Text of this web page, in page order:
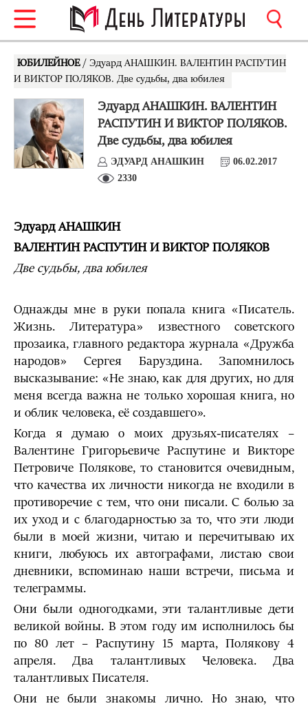
ЮБИЛЕЙНОЕ / Эдуард АНАШКИН. ВАЛЕНТИН РАСПУТИН
И ВИКТОР ПОЛЯКОВ. Две судьбы, два юбилея
Эдуард АНАШКИН. ВАЛЕНТИН
РАСПУТИН И ВИКТОР ПОЛЯКОВ.
Две судьбы, два юбилея
ЭДУАРД АНАШКИН
06.02.2017
2330
Эдуард АНАШКИН
ВАЛЕНТИН РАСПУТИН И ВИКТОР ПОЛЯКОВ
Две судьбы, два юбилея
Однажды мне в руки попала книга «Писатель.
Жизнь. Литература» известного советского
прозаика, главного редактора журнала «Дружба
народов» Сергея Баруздина. Запомнилось
высказывание: «Не знаю, как для других, но для
меня всегда важна не только хорошая книга, но
и облик человека, её создавшего».
Когда я думаю о моих друзьях-писателях –
Валентине Григорьевиче Распутине и Викторе
Петровиче Полякове, то становится очевидным,
что качества их личности никогда не входили в
противоречие с тем, что они писали. С болью за
их уход и с благодарностью за то, что эти люди
были в моей жизни, читаю и перечитываю их
книги, любуюсь их автографами, листаю свои
дневники, вспоминаю наши встречи, письма и
телеграммы.
Они были одногодками, эти талантливые дети
великой войны. В этом году им исполнилось бы
по 80 лет – Распутину 15 марта, Полякову 4
апреля. Два талантливых Человека. Два
талантливых Писателя.
Они не были знакомы лично. Но знаю, что